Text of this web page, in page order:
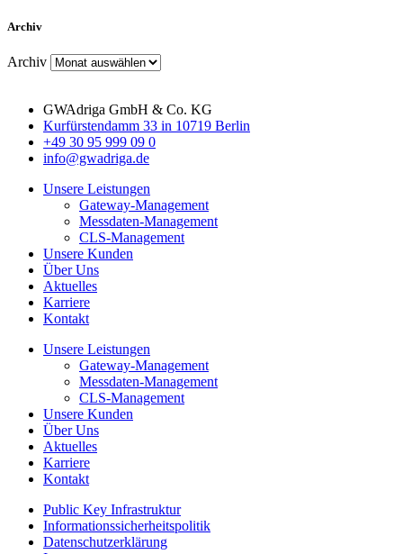
Archiv
Archiv
GWAdriga GmbH & Co. KG
Kurfürstendamm 33 in 10719 Berlin
+49 30 95 999 09 0
info@gwadriga.de
Unsere Leistungen
Gateway-Management
Messdaten-Management
CLS-Management
Unsere Kunden
Über Uns
Aktuelles
Karriere
Kontakt
Unsere Leistungen
Gateway-Management
Messdaten-Management
CLS-Management
Unsere Kunden
Über Uns
Aktuelles
Karriere
Kontakt
Public Key Infrastruktur
Informationssicherheitspolitik
Datenschutzerklärung